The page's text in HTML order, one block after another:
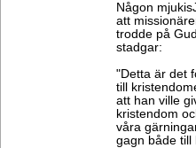
Någon
att
trodde på
stadgar:
"Detta är det
till
att han ville
kristendom
våra
gagn både till